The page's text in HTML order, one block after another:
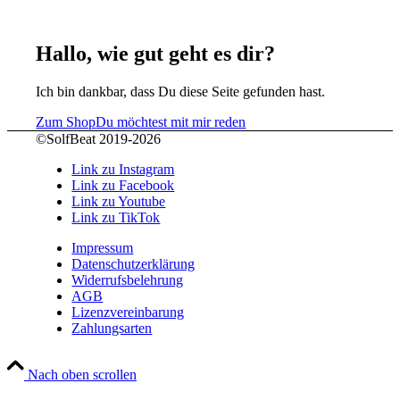
Hallo, wie gut geht es dir?
Ich bin dankbar, dass Du diese Seite gefunden hast.
Zum ShopDu möchtest mit mir reden
©SolfBeat 2019-2026
Link zu Instagram
Link zu Facebook
Link zu Youtube
Link zu TikTok
Impressum
Datenschutzerklärung
Widerrufsbelehrung
AGB
Lizenzvereinbarung
Zahlungsarten
Nach oben scrollen